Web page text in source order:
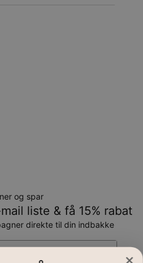
og spar
liste & få 15% rabat
direkte til din indbakke